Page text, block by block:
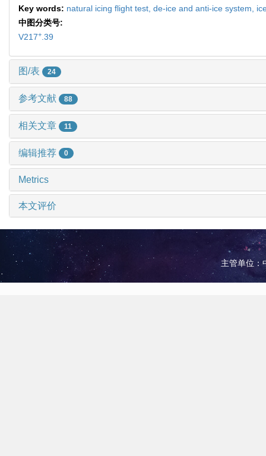
Key words: natural icing flight test, de-ice and anti-ice system,
中图分类号:
V217+.39
图/表 24
参考文献 88
相关文章 11
编辑推荐 0
Metrics
本文评价
主管单位：